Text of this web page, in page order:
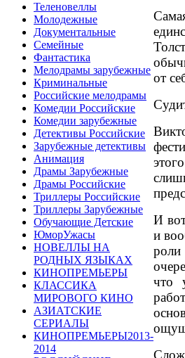
Теленовеллы
Молодежные
Документальные
Семейные
Фантастика
Мелодрамы зарубежные
Криминальные
Российские мелодрамы
Комедии Российские
Комедии зарубежные
Детективы Российские
Зарубежные детективы
Анимация
Драмы Зарубежные
Драмы Российские
Триллеры Российские
Триллеры Зарубежные
Обучающие Детские
ЮморУжасы
НОВЕЛЛЫ НА
РОДНЫХ ЯЗЫКАХ
КИНОПРЕМЬЕРЫ
КЛАССИКА
МИРОВОГО КИНО
АЗИАТСКИЕ
СЕРИАЛЫ
КИНОПРЕМЬЕРЫ2013-
2014
от
И
и
что